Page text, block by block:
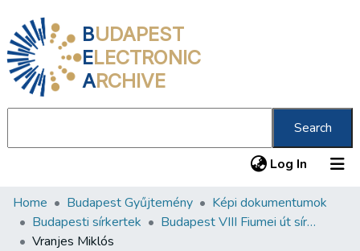
BUDAPEST
ELECTRONIC
ARCHIVE
Search
Log In (current)
Communities & Collections
All of DSpace
Home Budapest Gyűjtemény
Képi dokumentumok
Budapesti sírkertek
Budapest VIII Fiumei út sírkert 1. rész
Vranjes Miklós